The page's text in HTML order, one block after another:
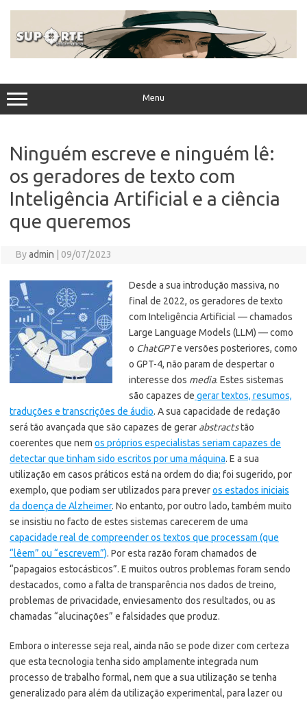
Menu
Ninguém escreve e ninguém lê:
os geradores de texto com
Inteligência Artificial e a ciência
que queremos
Byadmin 09/07/2023
Desde a sua introdução massiva, no
final de 2022, os geradores de texto
com Inteligência Artificial — chamados
Large Language Models (LLM) — como
o ChatGPTe versões posteriores, como
o GPT-4, não param de despertar o
interesse dos media. Estes sistemas
são capazes de gerar textos, resumos,
traduções e transcrições de áudio. A sua capacidade de redação
será tão avançada que são capazes de gerar abstractstão
coerentes que nem os próprios especialistas seriam capazes de
detectar que tinham sido escritos por uma máquina. E a sua
utilização em casos práticos está na ordem do dia; foi sugerido, por
exemplo, que podiam ser utilizados para preveros estados iniciais
da doença de Alzheimer. No entanto, por outro lado, também muito
se insistiu no facto de estes sistemas carecerem de uma
capacidade real de compreender os textos que processam (que
“lêem” ou “escrevem”). Por esta razão foram chamados de
“papagaios estocásticos”. E muitos outros problemas foram sendo
destacados, como a falta de transparência nos dados de treino,
problemas de privacidade, enviesamento dos resultados, ou as
chamadas “alucinações” e falsidades que produz.
Embora o interesse seja real, ainda não se pode dizer com certeza
que esta tecnologia tenha sido amplamente integrada num
processo de trabalho formal, nem que a sua utilização se tenha
generalizado para além da utilização experimental, para lazer ou